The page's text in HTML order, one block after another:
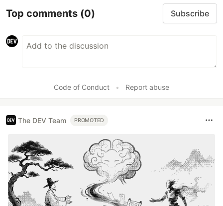
Top comments (0) Subscribe
Code of Conduct • Report abuse
The DEV Team PROMOTED